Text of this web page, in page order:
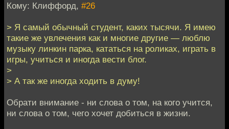
Кому: Клиффорд, #26
> Я самый обычный студент, каких тысячи. Я имею
такие же увлечения как и многие другие — люблю
музыку линкин парка, кататься на роликах, играть в
игры, учиться и иногда вести блог.
>
> А так же иногда ходить в думу!
Обрати внимание - ни слова о том, на кого учится,
ни слова о том, чего хочет добиться в жизни.